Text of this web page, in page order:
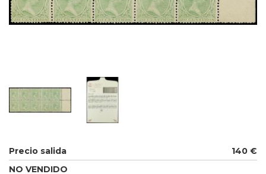
Precio salida
140 €
NO VENDIDO